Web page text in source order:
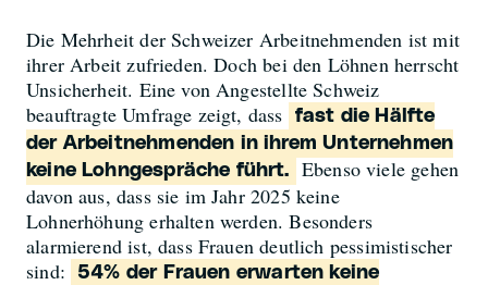
Die Mehrheit der Schweizer Arbeitnehmenden ist mit
ihrer Arbeit zufrieden. Doch bei den Löhnen herrscht
Unsicherheit. Eine von Angestellte Schweiz
beauftragte Umfrage zeigt, dass
fast die Hälfte
der Arbeitnehmenden in ihrem Unternehmen
keine Lohngespräche führt.
Ebenso viele gehen
davon aus, dass sie im Jahr 2025 keine
Lohnerhöhung erhalten werden. Besonders
alarmierend ist, dass Frauen deutlich pessimistischer
sind:
54% der Frauen erwarten keine